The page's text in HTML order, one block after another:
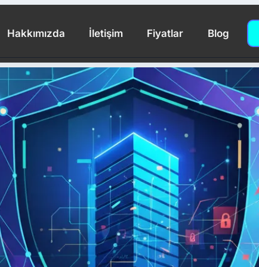
Hakkımızda İletişim Fiyatlar Blog